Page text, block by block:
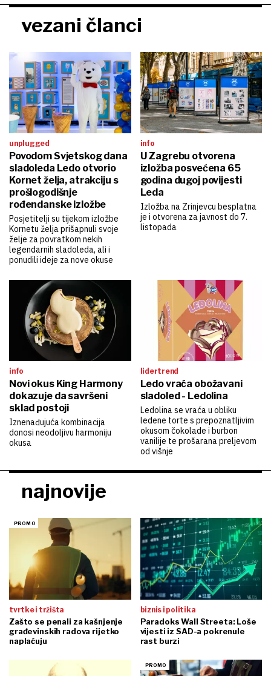
vezani članci
unplugged
Povodom Svjetskog dana
sladoleda Ledo otvorio
Kornet želja, atrakciju s
prošlogodišnje
rođendanske izložbe
Posjetitelji su tijekom izložbe
Kornetu želja prišapnuli svoje
želje za povratkom nekih
legendarnih sladoleda, ali i
ponudili ideje za nove okuse
info
U Zagrebu otvorena
izložba posvećena 65
godina dugoj povijesti
Leda
Izložba na Zrinjevcu besplatna
je i otvorena za javnost do 7.
listopada
info
Novi okus King Harmony
dokazuje da savršeni
sklad postoji
Iznenađujuća kombinacija
donosi neodoljivu harmoniju
okusa
lidertrend
Ledo vraća obožavani
sladoled - Ledolina
Ledolina se vraća u obliku
ledene torte s prepoznatljivim
okusom čokolade i burbon
vanilije te prošarana preljevom
od višnje
najnovije
tvrtke i tržišta
Zašto se penali za kašnjenje
građevinskih radova rijetko
naplaćuju
biznis i politika
Paradoks Wall Streeta: Loše
vijesti iz SAD-a pokrenule
rast burzi